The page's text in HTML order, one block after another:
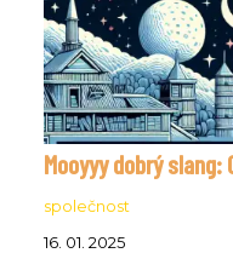
Mooyyy dobrý
společnost
16. 01. 2025